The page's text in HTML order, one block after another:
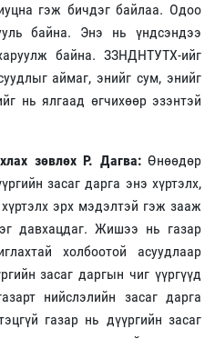
гэж бичдэг байлаа. Одоо
байна. Энэ нь үндсэндээ
байна. ЗЗНДНТУТХ-ийг
аймаг, энийг сум, энийг
нь ялгаад өгчихөөр эзэнтэй
зөвлөх Р. Дагва: Өнөөдөр
засаг дарга энэ хүртэлх,
эрх мэдэлтэй гэж зааж
давхацдаг. Жишээ нь газар
холбоотой асуудлаар
засаг даргын чиг үүргүүд
нийслэлийн засаг дарга
газар нь дүүргийн засаг